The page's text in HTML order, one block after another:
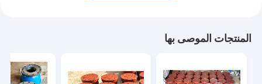
المنتجات الموصى بها